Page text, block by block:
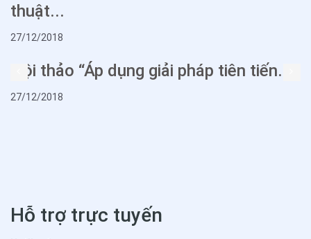
thuật...
27/12/2018
Hội thảo “Áp dụng giải pháp tiên tiến...
27/12/2018
Hỗ trợ trực tuyến